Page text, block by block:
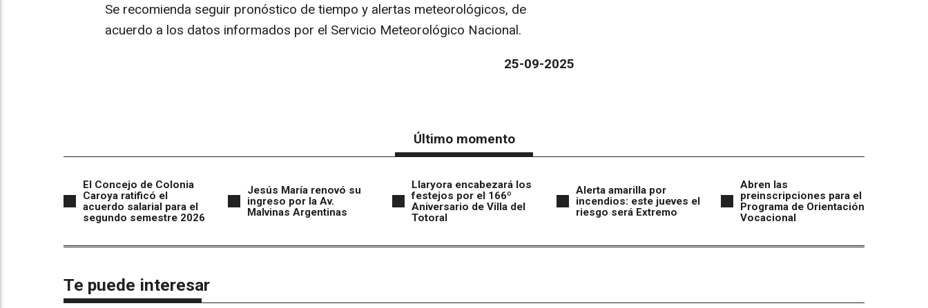
Se recomienda seguir pronóstico de tiempo y alertas meteorológicos, de
acuerdo a los datos informados por el Servicio Meteorológico Nacional.
25-09-2025
Último momento
El Concejo de Colonia
Caroya ratificó el
acuerdo salarial para el
segundo semestre 2026
Jesús María renovó su
ingreso por la Av.
Malvinas Argentinas
Llaryora encabezará los
festejos por el 166º
Aniversario de Villa del
Totoral
Alerta amarilla por
incendios: este jueves el
riesgo será Extremo
Abren las
preinscripciones para el
Programa de Orientación
Vocacional
Te puede interesar